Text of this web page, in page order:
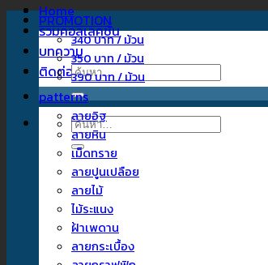
Home
รวมคอลเลคชั่น
บทความ
ติดต่อเรา
ค้นหา:
ค้นหา:
PROMOTION
340 บาท / ม้วน
350 บาท / ม้วน
390 บาท / ม้วน
patterns
ลายอิฐ
ลายหิน
เม็ดทราย
ลายปูนเปลือย
ลายไม้
ไม้ระแนง
ฝ้าเพดาน
ลายกระเบื้อง